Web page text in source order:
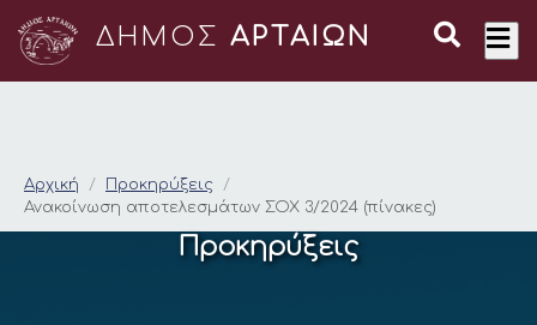
ΔΗΜΟΣ ΑΡΤΑΙΩΝ
Ανακοίνωση
Αρχική
Προκηρύξεις
Ανακοίνωση αποτελεσμάτων ΣΟΧ 3/2024 (πίνακες)
Προκηρύξεις